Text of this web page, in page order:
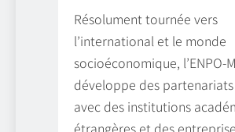
Résolument tournée vers
l’international et le monde
socioéconomique, l’ENPO-
développe des
avec des institutions
étrangères et des